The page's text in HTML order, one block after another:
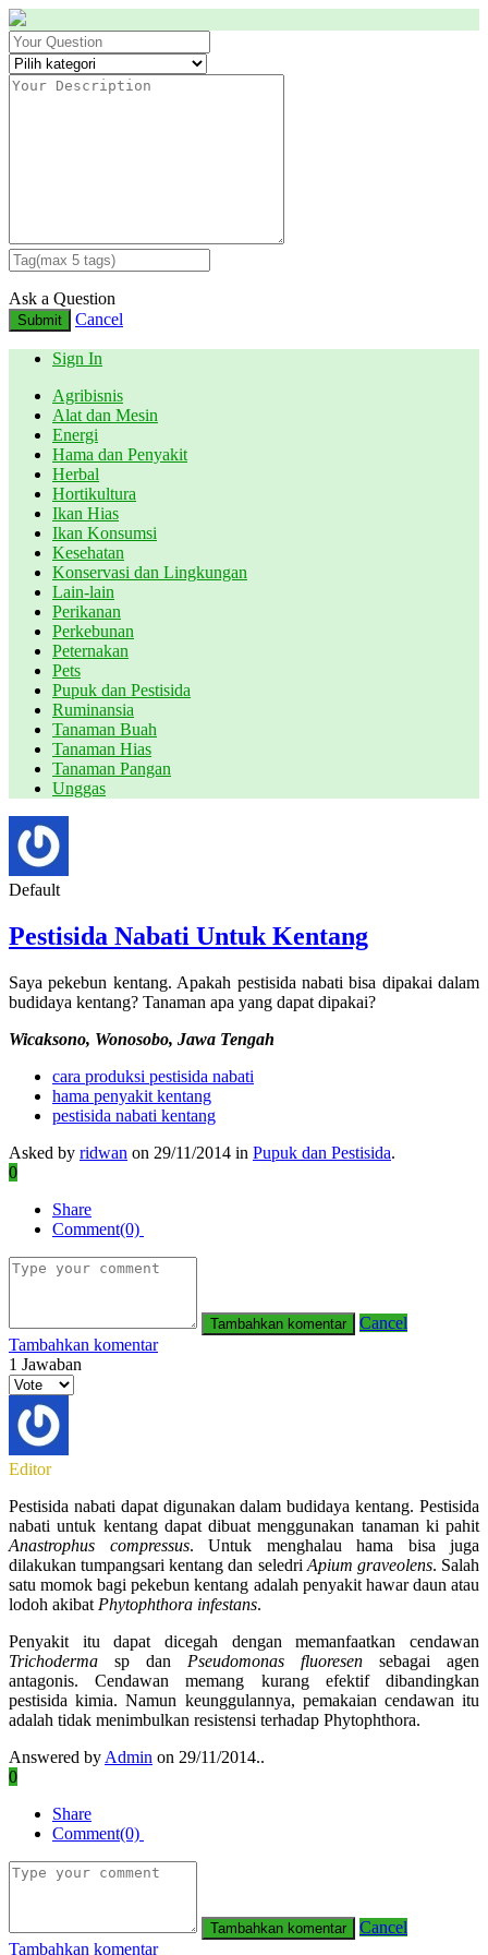
Ask a Question
Submit Cancel
Sign In
Agribisnis
Alat dan Mesin
Energi
Hama dan Penyakit
Herbal
Hortikultura
Ikan Hias
Ikan Konsumsi
Kesehatan
Konservasi dan Lingkungan
Lain-lain
Perikanan
Perkebunan
Peternakan
Pets
Pupuk dan Pestisida
Ruminansia
Tanaman Buah
Tanaman Hias
Tanaman Pangan
Unggas
Default
Pestisida Nabati Untuk Kentang
Saya pekebun kentang. Apakah pestisida nabati bisa dipakai dalam
budidaya kentang? Tanaman apa yang dapat dipakai?
Wicaksono, Wonosobo, Jawa Tengah
cara produksi pestisida nabati
hama penyakit kentang
pestisida nabati kentang
Asked by ridwan on 29/11/2014 in Pupuk dan Pestisida.
0
Share
Comment(0)
Cancel
Tambahkan komentar
1 Jawaban
Editor
Pestisida nabati dapat digunakan dalam budidaya kentang. Pestisida
nabati untuk kentang dapat dibuat menggunakan tanaman ki pahit
Anastrophus compressus. Untuk menghalau hama bisa juga
dilakukan tumpangsari kentang dan seledri Apium graveolens. Salah
satu momok bagi pekebun kentang adalah penyakit hawar daun atau
lodoh akibat Phytophthora infestans.
Penyakit itu dapat dicegah dengan memanfaatkan cendawan
Trichoderma sp dan Pseudomonas fluoresen sebagai agen
antagonis. Cendawan memang kurang efektif dibandingkan
pestisida kimia. Namun keunggulannya, pemakaian cendawan itu
adalah tidak menimbulkan resistensi terhadap Phytophthora.
Answered by Admin on 29/11/2014..
0
Share
Comment(0)
Cancel
Tambahkan komentar